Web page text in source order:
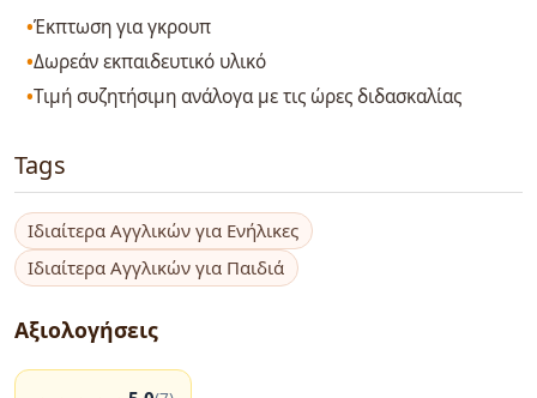
Έκπτωση για γκρουπ
Δωρεάν εκπαιδευτικό υλικό
Τιμή συζητήσιμη ανάλογα με τις ώρες διδασκαλίας
Tags
Ιδιαίτερα Αγγλικών για Ενήλικες
Ιδιαίτερα Αγγλικών για Παιδιά
Αξιολογήσεις